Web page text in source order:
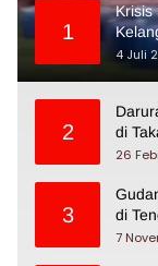
1
Krisis
4 Juli
2
di
26
3
di
7